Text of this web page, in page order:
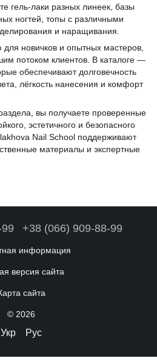
гель-лаки разных линеек, базы
ногтей, топы с различными
и наращивания.
новичков и опытных мастеров,
потоком клиентов. В каталоге —
обеспечивают долговечность
лёгкость нанесения и комфорт
вы получаете проверенные
эстетичного и безопасного
Nail School поддерживают
материалы и экспертные
+38 (066) 909-88-99
информация
версия сайта
сайта
© 2026
Укр Рус